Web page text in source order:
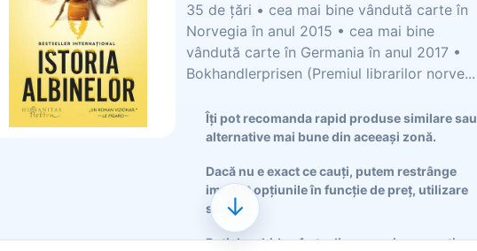
35 de țări • cea mai bine vândută carte în
Norvegia în anul 2015 • cea mai bine
vândută carte în Germania în anul 2017 •
Bokhandlerprisen (Premiul librarilor norve...
Îți pot recomanda rapid produse similare sau
alternative mai bune din aceeași zonă.
Dacă nu e exact ce cauți, putem restrânge
imediat opțiunile în funcție de preț, utilizare
sau stil.
Poți deschide oferta din magazin sau poți
↓